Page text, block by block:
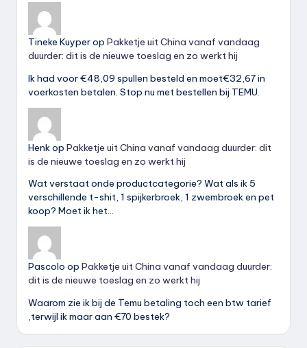
Tineke Kuyperop Pakketje uit China vanaf vandaag
duurder: dit is de nieuwe toeslag en zo werkt hij
Ik had voor €48,09 spullen besteld en moet€32,67 in
voerkosten betalen. Stop nu met bestellen bij TEMU.
Henkop Pakketje uit China vanaf vandaag duurder: dit
is de nieuwe toeslag en zo werkt hij
Wat verstaat onde productcategorie? Wat als ik 5
verschillende t-shit, 1 spijkerbroek, 1 zwembroek en pet
koop? Moet ik het…
Pascolo op Pakketje uit China vanaf vandaag duurder:
dit is de nieuwe toeslag en zo werkt hij
Waarom zie ik bij de Temu betaling toch een btw tarief
,terwijl ik maar aan €70 bestek?